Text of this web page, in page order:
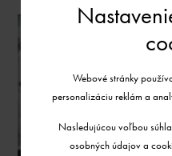
Webové stránky
personalizáciu reklám a
Nasledujúcou voľbou
osobných údajov a